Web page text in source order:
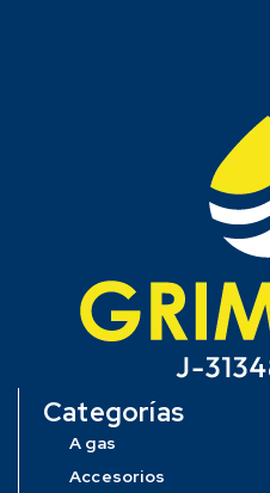
Categorías
A gas
Accesorios